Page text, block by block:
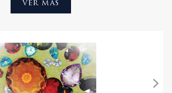
plata de ley 925 con circonita, piedras
de calidad, precio y nivel de servicio sin
una apreciación mundial del mundo
conocedores de la joyería. estos
VER MÁS